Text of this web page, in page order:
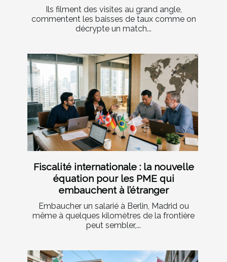
Ils filment des visites au grand angle,
commentent les baisses de taux comme on
décrypte un match...
Fiscalité internationale : la nouvelle
équation pour les PME qui
embauchent à l’étranger
Embaucher un salarié à Berlin, Madrid ou
même à quelques kilomètres de la frontière
peut sembler,...